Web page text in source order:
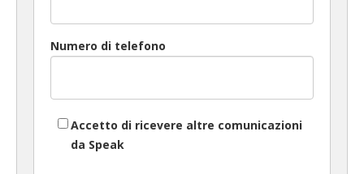
Numero di telefono
Accetto di ricevere altre comunicazioni
da Speak